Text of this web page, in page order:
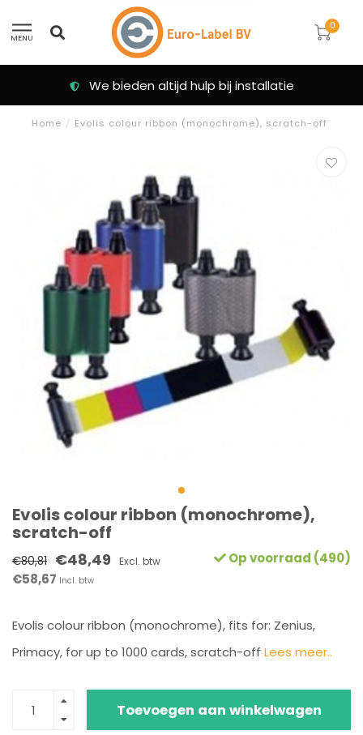
MENU
0
We bieden altijd hulp bij installatie
Home / Evolis colour ribbon (monochrome), scratch-off
Evolis colour ribbon (monochrome),
scratch-off
€80,81 €48,49 Excl. btw
€58,67 Incl. btw
Op voorraad (490)
Evolis colour ribbon (monochrome), fits for: Zenius,
Primacy, for up to 1000 cards, scratch-off Lees meer..
Toevoegen aan winkelwagen